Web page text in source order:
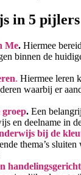
in 5 pijlers
Me. Hiermee
binnen de
. Hiermee leren
waarbij er
groep. Een
en deelname in
bij de
thema’s